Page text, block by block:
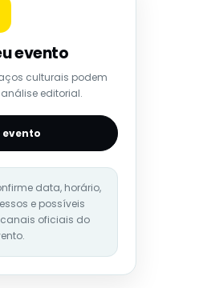
evento
culturais podem
editorial.
data, horário,
e possíveis
oficiais do